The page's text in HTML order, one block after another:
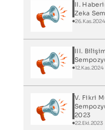
II.
Zeka
26.Kas.2024
III.
12.Kas.2024
V. Fikri
2023
22.Eki.2023